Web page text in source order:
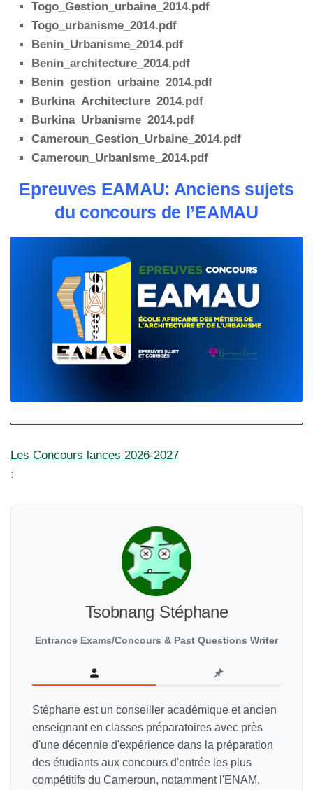
Togo_Gestion_urbaine_2014.pdf
Togo_urbanisme_2014.pdf
Benin_Urbanisme_2014.pdf
Benin_architecture_2014.pdf
Benin_gestion_urbaine_2014.pdf
Burkina_Architecture_2014.pdf
Burkina_Urbanisme_2014.pdf
Cameroun_Gestion_Urbaine_2014.pdf
Cameroun_Urbanisme_2014.pdf
Epreuves EAMAU: Anciens sujets
du concours de l’EAMAU
Les Concours lances 2026-2027
:
Tsobnang Stéphane
Entrance Exams/Concours & Past Questions Writer
Stéphane est un conseiller académique et ancien
enseignant en classes préparatoires avec près
d'une décennie d'expérience dans la préparation
des étudiants aux concours d'entrée les plus
compétitifs du Cameroun, notamment l'ENAM,